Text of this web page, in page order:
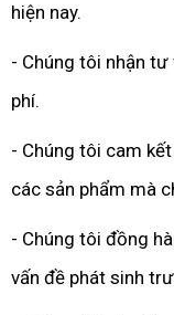
hiện nay.
- Chúng tôi nhận tư
phí.
- Chúng tôi cam
các sản phẩm mà
- Chúng tôi đồng
vấn đề phát sinh